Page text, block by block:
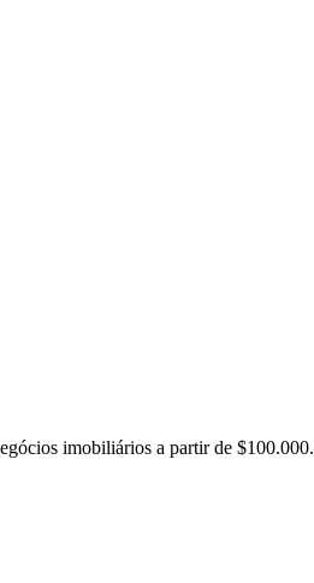
imobiliários a partir de $100.000.